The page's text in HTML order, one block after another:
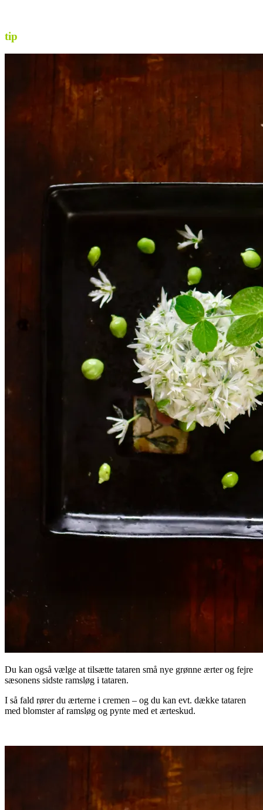
tip
Du kan også vælge at tilsætte tataren små nye grønne ærter og fejre
sæsonens sidste ramsløg i tataren.
I så fald rører du ærterne i cremen – og du kan evt. dække tataren
med blomster af ramsløg og pynte med et ærteskud.